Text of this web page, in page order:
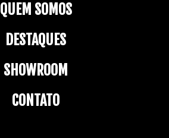
QUEM SOMOS
DESTAQUES
SHOWROOM
CONTATO